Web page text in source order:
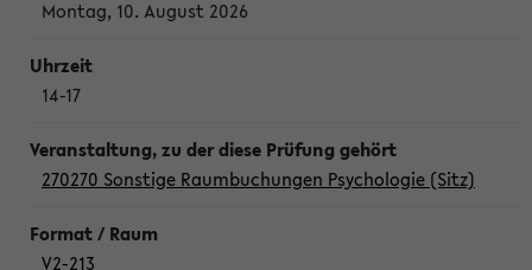
Montag, 10. August 2026
14-17
270270 Sonstige Raumbuchungen Psychologie (Sitz)
V2-213